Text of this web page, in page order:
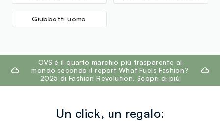
Giubbotti uomo
footer.ariatitleOVS è il quarto marchio più trasparente al
mondo secondo il report What Fuels Fashion?
2025 di Fashion Revolution. Scopri di più
Un click, un regalo: